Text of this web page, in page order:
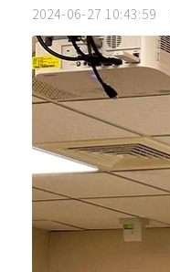
2024-06-27 10:43:59